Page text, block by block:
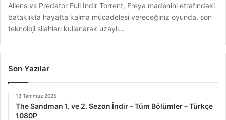
Aliens vs Predator Full İndir Torrent, Freya madenini etrafındaki
bataklıkta hayatta kalma mücadelesi vereceğiniz oyunda, son
teknoloji silahları kullanarak uzaylı…
Son Yazılar
13 Temmuz 2025
The Sandman 1. ve 2. Sezon İndir – Tüm Bölümler – Türkçe
1080P